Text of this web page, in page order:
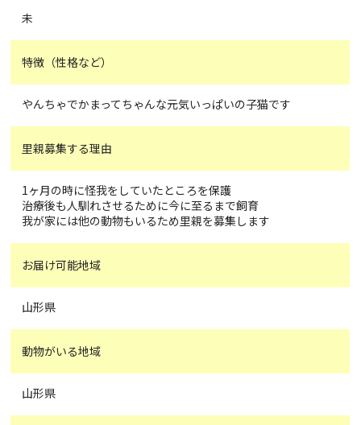
未
特徴（性格など）
やんちゃでかまってちゃんな元気いっぱいの子猫です
里親募集する理由
1ヶ月の時に怪我をしていたところを保護
治療後も人馴れさせるために今に至るまで飼育
我が家には他の動物もいるため里親を募集します
お届け可能地域
山形県
動物がいる地域
山形県